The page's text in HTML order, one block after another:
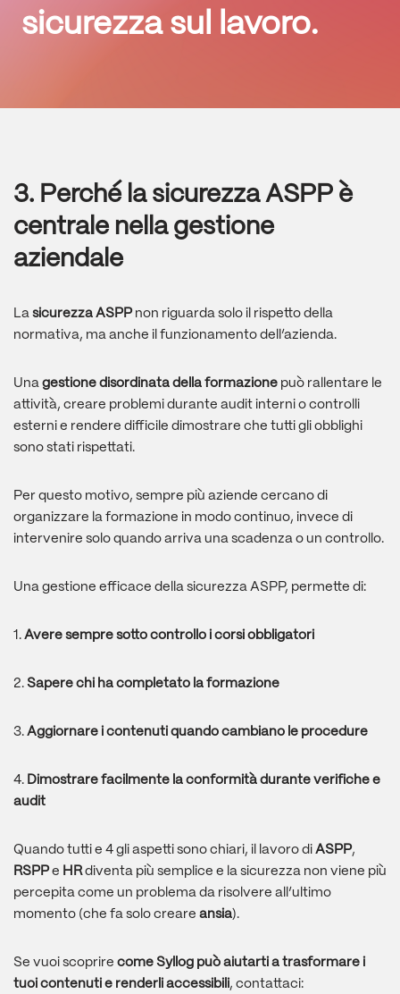
sicurezza sul lavoro.
3. Perché la sicurezza ASPP è
centrale nella gestione
aziendale
La sicurezza ASPP non riguarda solo il rispetto della
normativa, ma anche il funzionamento dell’azienda.
Una gestione disordinata della formazione può rallentare le
attività, creare problemi durante audit interni o controlli
esterni e rendere difficile dimostrare che tutti gli obblighi
sono stati rispettati.
Per questo motivo, sempre più aziende cercano di
organizzare la formazione in modo continuo, invece di
intervenire solo quando arriva una scadenza o un controllo.
Una gestione efficace della sicurezza ASPP, permette di:
1. Avere sempre sotto controllo i corsi obbligatori
2. Sapere chi ha completato la formazione
3. Aggiornare i contenuti quando cambiano le procedure
4. Dimostrare facilmente la conformità durante verifiche e
audit
Quando tutti e 4 gli aspetti sono chiari, il lavoro di ASPP,
RSPPe HR diventa più semplice e la sicurezza non viene più
percepita come un problema da risolvere all’ultimo
momento (che fa solo creare ansia).
Se vuoi scoprire come Syllog può aiutarti a trasformare i
tuoi contenuti e renderli accessibili, contattaci: